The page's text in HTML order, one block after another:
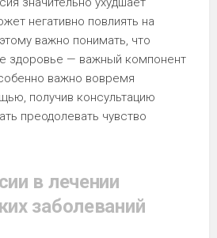
негативно повлиять на
важно понимать, что
здоровье — важный компонент
важно вовремя
получив консультацию
преодолевать чувство
в лечении
заболеваний